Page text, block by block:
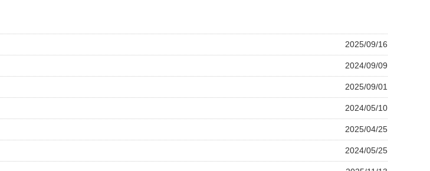
2025/09/16
2024/09/09
2025/09/01
2024/05/10
2025/04/25
2024/05/25